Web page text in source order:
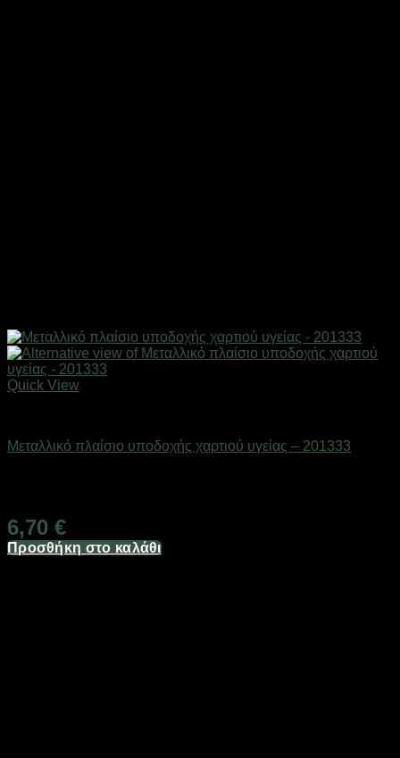
Quick View
Μεταλλικό πλαίσιο υποδοχής χαρτιού υγείας – 201333
6,70 €
Προσθήκη στο καλάθι